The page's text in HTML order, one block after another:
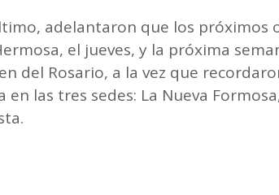
adelantaron que los próximos
el jueves, y la próxima
del Rosario, a la vez que
en las tres sedes: La Nueva